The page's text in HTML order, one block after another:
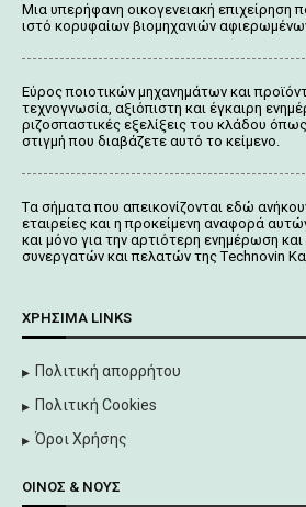
Μια υπερήφανη οικογενειακή επιχείρηση
ιστό κορυφαίων βιομηχανιών
Εύρος ποιοτικών μηχανημάτων και
τεχνογνωσία, αξιόπιστη και έγκαιρη
ριζοσπαστικές εξελίξεις του κλάδου
στιγμή που διαβάζετε αυτό το κείμενο.
Tα σήματα που απεικονίζονται εδώ
εταιρείες και η προκείμενη αναφορά
και μόνο για την αρτιότερη ενημέρωση
συνεργατών και πελατών της Τechnovin
ΧΡΉΣΙΜΑ LINKS
Πολιτική απορρήτου
Πολιτική Cookies
Όροι Χρήσης
ΟΊΝΟΣ & ΝΟΥΣ